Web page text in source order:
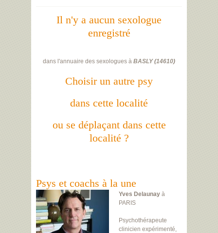
Il n'y a aucun sexologue
enregistré
dans l'annuaire des sexologues à BASLY(14610)
Choisir un autre psy
dans cette localité
ou se déplaçant dans cette
localité ?
Psys et coachs à la une
Yves Delaunay à
PARIS
Psychothérapeute
clinicien expérimenté,